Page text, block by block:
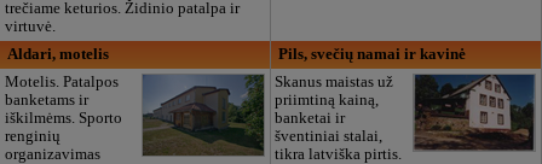
trečiame keturios. Židinio patalpa ir
virtuvė.
Aldari, motelis
Motelis. Patalpos
banketams ir
iškilmėms. Sporto
renginių
organizavimas
Pils, svečių namai ir kavinė
Skanus maistas už
priimtiną kainą,
banketai ir
šventiniai stalai,
tikra latviška pirtis.